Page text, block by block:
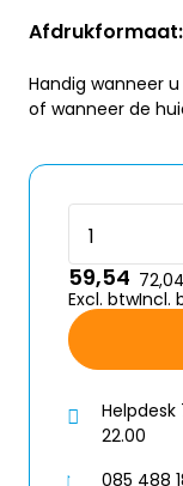
Handig wanneer
of wanneer de
59,54
Excl. btw
72,04
Incl.
22.00
085 488